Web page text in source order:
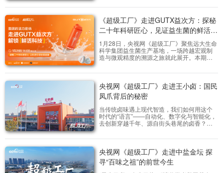
深度探访，系统解码这家全球化文创科技产
力。从得力超级品类、超级工厂到超级门
店，从文具文创到科创突破，节目全景呈
现“中国实力的得力答案”，展现中国文具产业
从“规模制造”向“科技智造”跃升的生动样本。
《超级工厂》走进GUTX益次方：探秘
二十年科研匠心，见证益生菌的鲜活新
标准！
1月28日，央视网《超级工厂》聚焦远大生命
科学集团益生菌生产基地，一场跨越宏观制
造与微观精度的溯源之旅就此展开。本期节
域的专业积淀和匠人精神构筑的硬核实力，
活性留存难题的关键力量，为国民肠道健康
筑起坚实的安心防线。
央视网《超级工厂》走进王小卤：国民
凤爪背后的秘密
当传统卤味遇上现代智造，我们如何用这个
时代的“语言”——自动化、数字化与智能化，
去创新穿越千年、源自街头巷尾的卤香？王
应。
央视网《超级工厂》走进中盐金坛 探
寻“百味之祖”的前世今生